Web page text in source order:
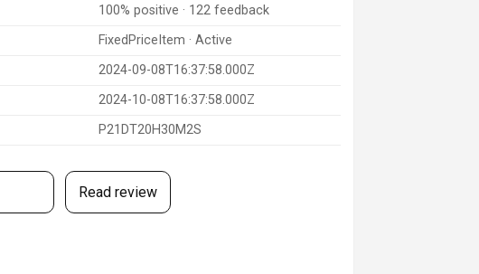
100% positive · 122 feedback
FixedPriceItem · Active
2024-09-08T16:37:58.000Z
2024-10-08T16:37:58.000Z
P21DT20H30M2S
Read review